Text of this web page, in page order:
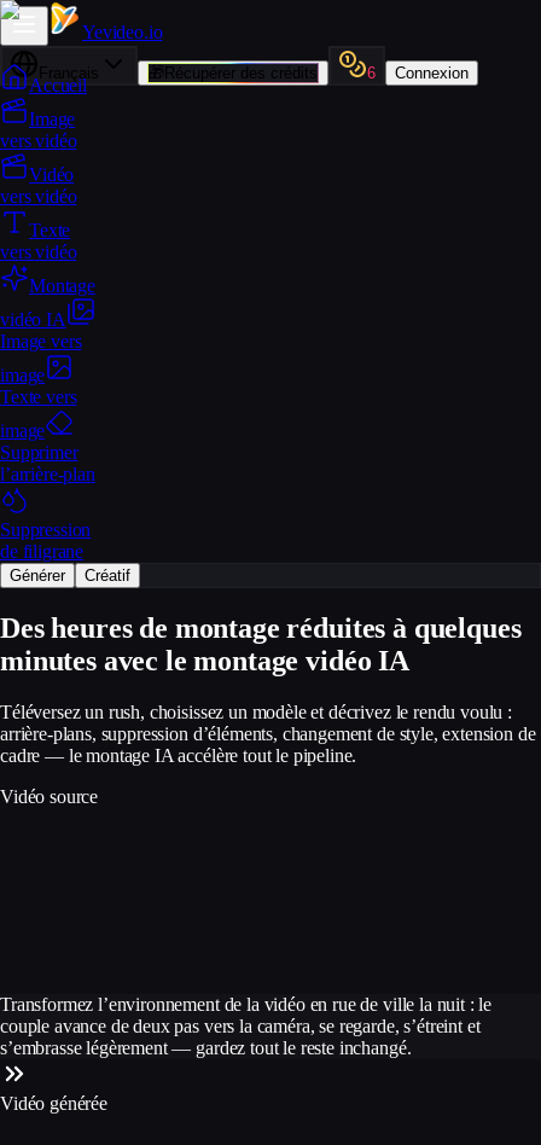
Yevideo.io
Français 🎁Récupérer des crédits 6 Connexion
Accueil
Image
vers vidéo
Vidéo
vers vidéo
Texte
vers vidéo
Montage
vidéo IA
Image vers
image
Texte vers
image
Supprimer
l’arrière-plan
Suppression
de filigrane
Générer Créatif
Des heures de montage réduites à quelques
minutes avec le montage vidéo IA
Téléversez un rush, choisissez un modèle et décrivez le rendu voulu :
arrière-plans, suppression d’éléments, changement de style, extension de
cadre — le montage IA accélère tout le pipeline.
Vidéo source
Transformez l’environnement de la vidéo en rue de ville la nuit : le
couple avance de deux pas vers la caméra, se regarde, s’étreint et
s’embrasse légèrement — gardez tout le reste inchangé.
Vidéo générée